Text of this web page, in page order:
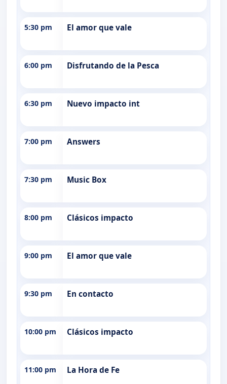
5:30 pm El amor que vale
6:00 pm Disfrutando de la Pesca
6:30 pm Nuevo impacto int
7:00 pm Answers
7:30 pm Music Box
8:00 pm Clásicos impacto
9:00 pm El amor que vale
9:30 pm En contacto
10:00 pm Clásicos impacto
11:00 pm La Hora de Fe